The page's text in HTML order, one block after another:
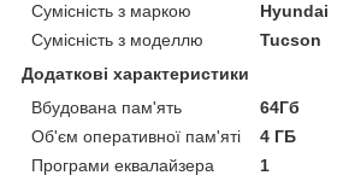
Сумісність з маркою
Hyundai
Сумісність з моделлю
Tucson
Додаткові характеристики
Вбудована пам'ять
64Гб
Об'єм оперативної пам'яті
4 ГБ
Програми еквалайзера
1